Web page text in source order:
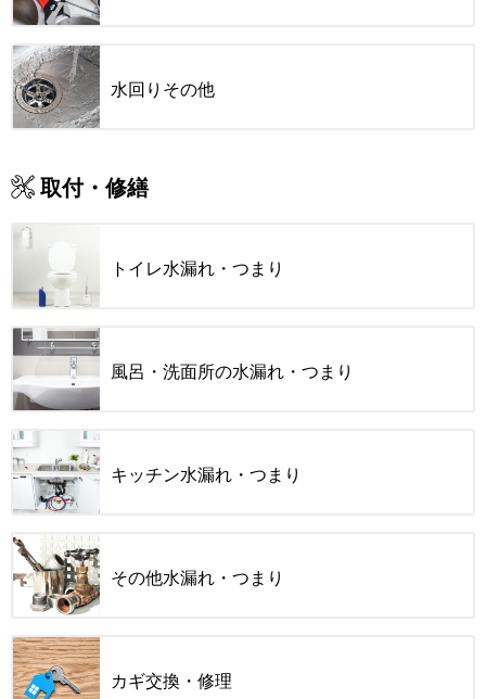
水回りその他
取付・修繕
トイレ水漏れ・つまり
風呂・洗面所の水漏れ・つまり
キッチン水漏れ・つまり
その他水漏れ・つまり
カギ交換・修理